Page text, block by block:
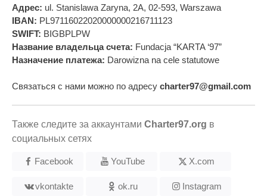
Адрес: ul. Stanislawa Zaryna, 2A, 02-593, Warszawa
IBAN: PL97116022020000000216711123
SWIFT: BIGBPLPW
Название владельца счета: Fundacja “KARTA ‘97”
Назначение платежа: Darowizna na cele statutowe
Связаться с нами можно по адресу charter97@gmail.com
Также следите за аккаунтами Charter97.org в
социальных сетях
Facebook YouTube X.com
vkontakte ok.ru Instagram